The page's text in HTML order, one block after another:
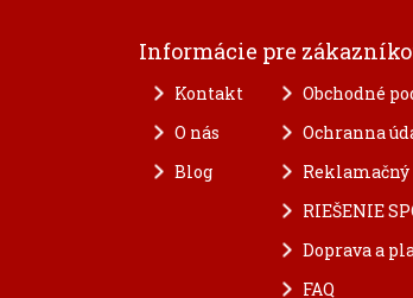
Informácie pre
Kontakt
O nás
Blog
Obchodné
Ochranna
RIEŠENIE
Doprava a
FAQ